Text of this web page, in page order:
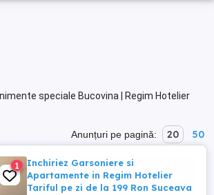
speciale Bucovina | Regim Hotelier
Anunțuri pe pagină: 20 50
1
Inchiriez Garsoniere si
Apartamente in Regim Hotelier
Tariful pe zi de la 199 Ron Suceava